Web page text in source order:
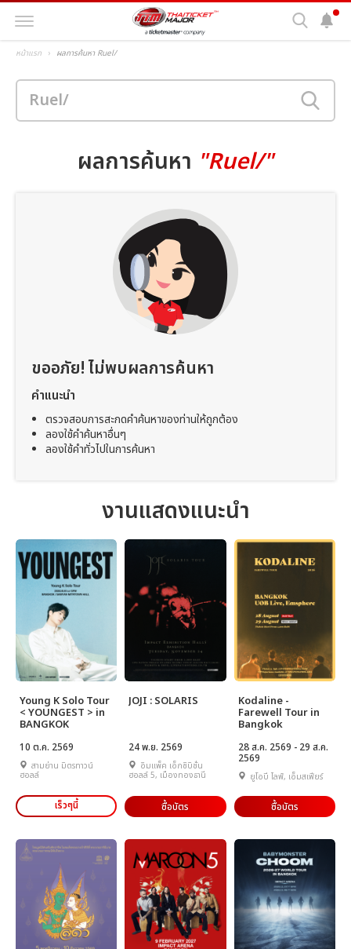
หน้าแรก ผลการค้นหา Ruel/
ผลการค้นหา "Ruel/"
ขออภัย! ไม่พบผลการค้นหา
คำแนะนำ
ตรวจสอบการสะกดคำค้นหาของท่านให้ถูกต้อง
ลองใช้คำค้นหาอื่นๆ
ลองใช้คำทั่วไปในการค้นหา
งานแสดงแนะนำ
Young K Solo Tour
< YOUNGEST > in
BANGKOK
10 ต.ค. 2569
สามย่าน มิตรทาวน์
ฮอลล์
เร็วๆนี้
JOJI : SOLARIS
24 พ.ย. 2569
อิมแพ็ค เอ็กซิบิชั่น
ฮอลล์ 5, เมืองทองธานี
ซื้อบัตร
Kodaline -
Farewell Tour in
Bangkok
28 ส.ค. 2569 - 29 ส.ค.
2569
ยูโอบี ไลฟ์, เอ็มสเฟียร์
ซื้อบัตร